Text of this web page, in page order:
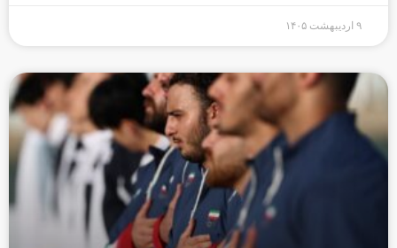
۹ اردیبهشت ۱۴۰۵